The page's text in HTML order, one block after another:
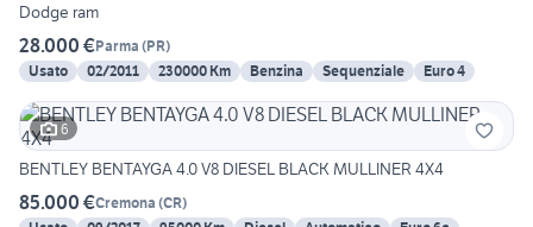
Dodge ram
28.000 €Parma (PR)
Usato
02/2011 230000 Km Benzina Sequenziale Euro 4
6
BENTLEY BENTAYGA 4.0 V8 DIESEL BLACK MULLINER 4X4
85.000 €Cremona (CR)